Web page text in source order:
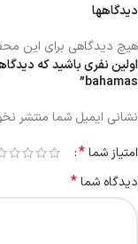
دیدگاهها
هیچ دیدگاهی برای این
اولین نفری باشید که
bahamas”
نشانی ایمیل شما منتشر
امتیاز شما*
دیدگاه شما*